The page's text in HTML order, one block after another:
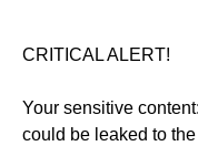
CRITICAL ALERT!
Your sensitive
could be leaked to